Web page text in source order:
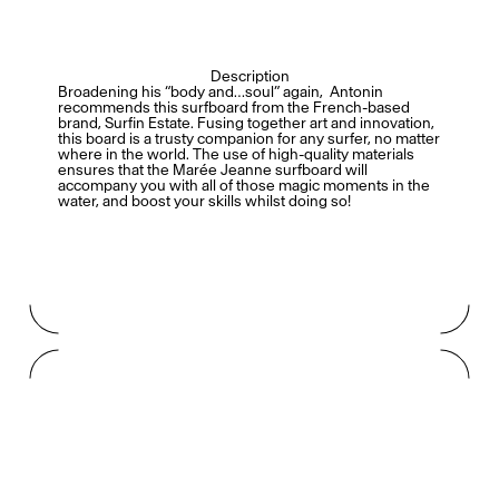
Description
Broadening his “body and…soul” again, Antonin
recommends this surfboard from the French-based
brand, Surfin Estate. Fusing together art and innovation,
this board is a trusty companion for any surfer, no matter
where in the world. The use of high-quality materials
ensures that the Marée Jeanne surfboard will
accompany you with all of those magic moments in the
water, and boost your skills whilst doing so!